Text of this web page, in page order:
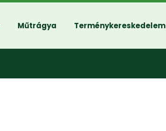
Műtrágya Terménykereskedelem